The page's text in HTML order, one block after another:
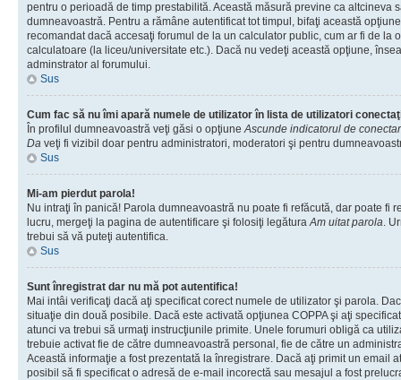
pentru o perioadă de timp prestabilită. Această măsură previne ca altcineva
dumneavoastră. Pentru a rămâne autentificat tot timpul, bifaţi această
recomandat dacă accesaţi forumul de la un calculator public, cum ar fi de la
calculatoare (la liceu/universitate etc.). Dacă nu vedeţi această opţiune,
adminstrator al forumului.
Sus
Cum fac să nu îmi apară numele de utilizator în lista de utilizatori
În profilul dumneavoastră veţi găsi o opţiuneAscunde indicatorul de
Da veţi fi vizibil doar pentru administratori, moderatori şi pentru
Sus
Mi-am pierdut parola!
Nu intraţi în panică! Parola dumneavoastră nu poate fi refăcută, dar poate fi
lucru, mergeţi la pagina de autentificare şi folosiţi legăturaAm uitat parola.
trebui să vă puteţi autentifica.
Sus
Sunt înregistrat dar nu mă pot autentifica!
Mai intâi verificaţi dacă aţi specificat corect numele de utilizator şi parola.
situaţie din două posibile. Dacă este activată opţiunea COPPA şi aţi
atunci va trebui să urmaţi instrucţiunile primite. Unele forumuri obligă ca
trebuie activat fie de către dumneavoastră personal, fie de către un
Această informaţie a fost prezentată la înregistrare. Dacă aţi primit un email
posibil să fi specificat o adresă de e-mail incorectă sau mesajul a fost